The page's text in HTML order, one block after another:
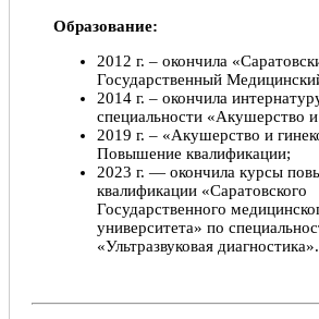
Образование:
2012 г. – окончила
Государственный
2014 г. – окончила
специальности «Акушерство
2019 г. – «Акушерство и
Повышение квалификации;
2023 г. — окончила курсы
квалификации «Саратовского
Государственного
университета» по
«Ультразвуковая диагностика».